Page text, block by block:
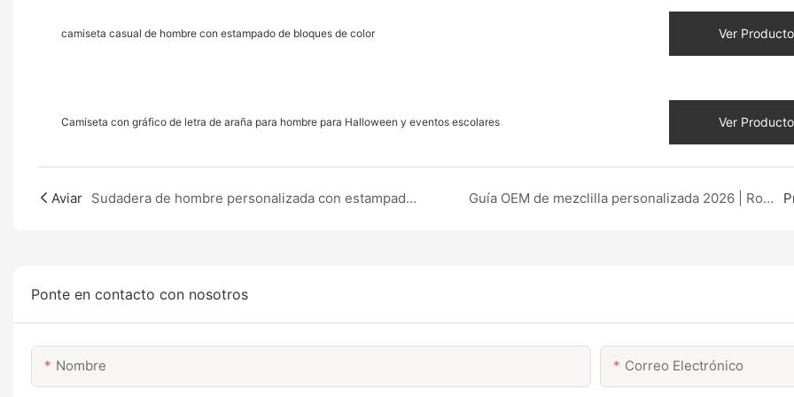
camiseta casual de hombre con estampado de bloques de color Ver
Camiseta con gráfico de letra de araña para hombre para Halloween y eventos escolares Ver
Aviar Sudadera de hombre personalizada con estampado para otoño de 2026 | Fabricación OEM completa y pedido mínimo de solo 50 unidades | Fábrica DZX China Guía OEM de mezclilla personalizada 2026 | Ropa DZX
Ponte en contacto con nosotros
Nombre Correo Electrónico